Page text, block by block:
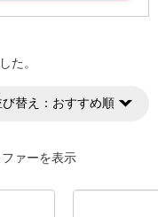
た。
び替え： おすすめ順
ァーを表示